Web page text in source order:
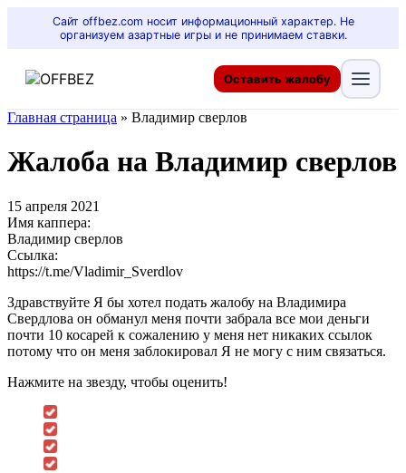
Сайт offbez.com носит информационный характер. Не
организуем азартные игры и не принимаем ставки.
Оставить жалобу
Главная страница » Владимир сверлов
Жалоба на Владимир сверлов
15 апреля 2021
Имя каппера:
Владимир сверлов
Ссылка:
https://t.me/Vladimir_Sverdlov
Здравствуйте Я бы хотел подать жалобу на Владимира
Свердлова он обманул меня почти забрала все мои деньги
почти 10 косарей к сожалению у меня нет никаких ссылок
потому что он меня заблокировал Я не могу с ним связаться.
Нажмите на звезду, чтобы оценить!